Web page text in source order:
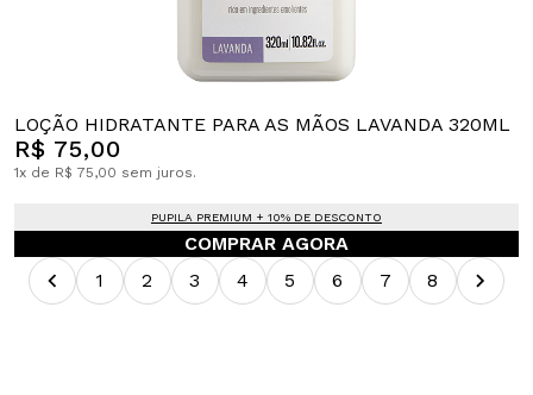
LOÇÃO HIDRATANTE PARA AS MÃOS LAVANDA 320ML
R$ 75,00
1x de R$ 75,00 sem juros.
PUPILA PREMIUM + 10% DE DESCONTO
COMPRAR AGORA
1
2 3 4 5 6 7 8